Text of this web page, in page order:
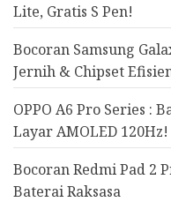
Lite, Gratis S Pen!
Bocoran Samsung
Jernih & Chipset
OPPO A6 Pro Series :
Layar AMOLED 120Hz!
Bocoran Redmi Pad 2
Baterai Raksasa